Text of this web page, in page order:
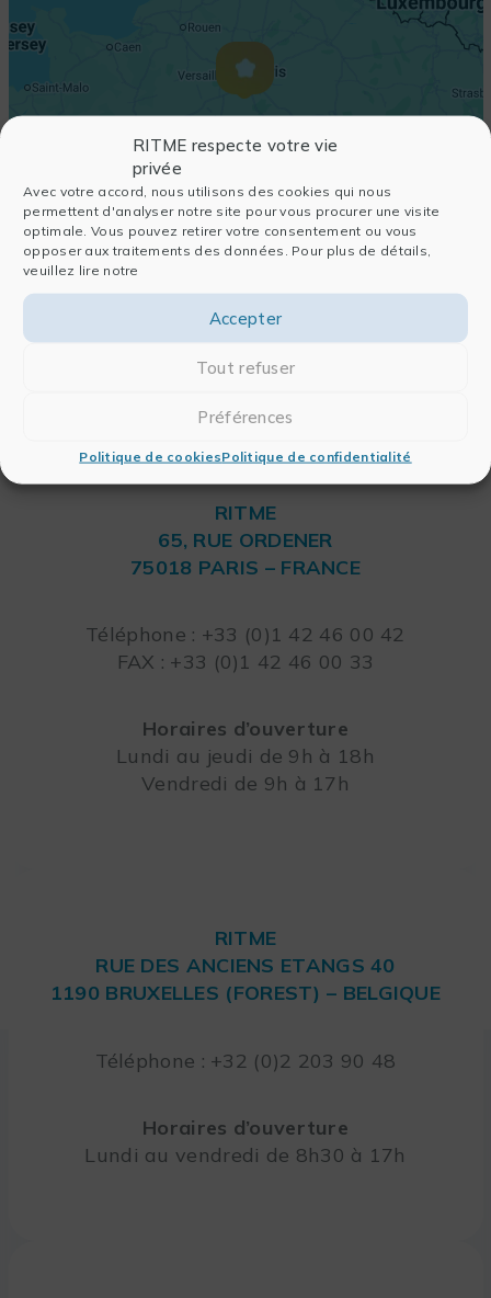
RITME respecte votre vie
privée
Avec votre accord, nous utilisons des cookies qui nous
permettent d'analyser notre site pour vous procurer une visite
optimale. Vous pouvez retirer votre consentement ou vous
opposer aux traitements des données. Pour plus de détails,
veuillez lire notre
Accepter
Tout refuser
Préférences
Politique de cookiesPolitique de confidentialité
RITME
65, RUE ORDENER
75018 PARIS – FRANCE
Téléphone : +33 (0)1 42 46 00 42
FAX : +33 (0)1 42 46 00 33
Horaires d’ouverture
Lundi au jeudi de 9h à 18h
Vendredi de 9h à 17h
RITME
RUE DES ANCIENS ETANGS 40
1190 BRUXELLES (FOREST) – BELGIQUE
Téléphone : +32 (0)2 203 90 48
Horaires d’ouverture
Lundi au vendredi de 8h30 à 17h